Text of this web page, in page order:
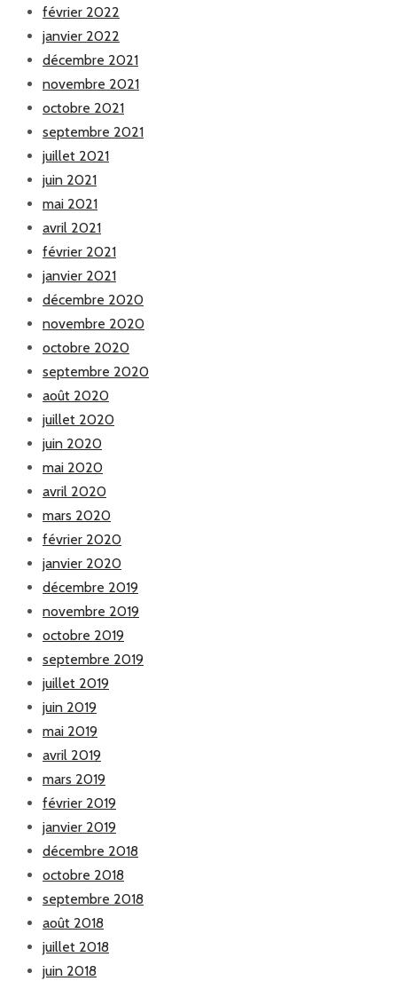
février 2022
janvier 2022
décembre 2021
novembre 2021
octobre 2021
septembre 2021
juillet 2021
juin 2021
mai 2021
avril 2021
février 2021
janvier 2021
décembre 2020
novembre 2020
octobre 2020
septembre 2020
août 2020
juillet 2020
juin 2020
mai 2020
avril 2020
mars 2020
février 2020
janvier 2020
décembre 2019
novembre 2019
octobre 2019
septembre 2019
juillet 2019
juin 2019
mai 2019
avril 2019
mars 2019
février 2019
janvier 2019
décembre 2018
octobre 2018
septembre 2018
août 2018
juillet 2018
juin 2018